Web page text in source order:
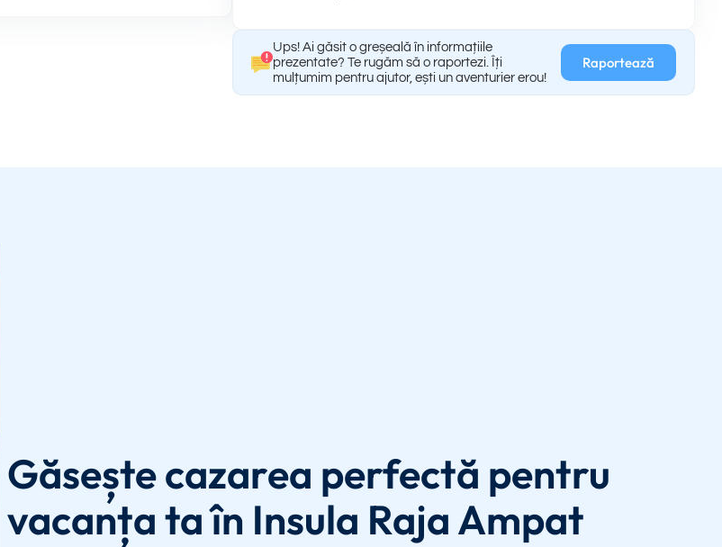
Ups! Ai găsit o greșeală în informațiile
prezentate? Te rugăm să o raportezi. Îți
mulțumim pentru ajutor, ești un aventurier erou!
Raportează
Găsește cazarea perfectă pentru
vacanța ta în Insula Raja Ampat